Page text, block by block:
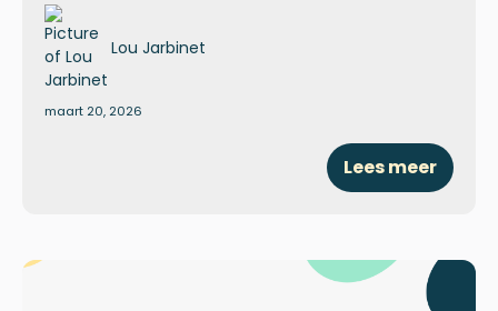
Lou Jarbinet
maart 20, 2026
Lees meer